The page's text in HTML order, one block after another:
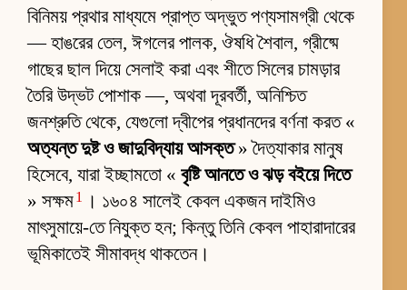
বিনিময় প্রথার মাধ্যমে প্রাপ্ত অদ্ভুত পণ্যসামগ্রী থেকে
— হাঙরের তেল, ঈগলের পালক, ঔষধি শৈবাল, গ্রীষ্মে
গাছের ছাল দিয়ে সেলাই করা এবং শীতে সিলের চামড়ার
তৈরি উদ্ভট পোশাক —, অথবা দূরবর্তী, অনিশ্চিত
জনশ্রুতি থেকে, যেগুলো দ্বীপের প্রধানদের বর্ণনা করত «
অত্যন্ত দুষ্ট ও জাদুবিদ্যায় আসক্ত» দৈত্যাকার মানুষ
হিসেবে, যারা ইচ্ছামতো « বৃষ্টি আনতে ও ঝড় বইয়ে দিতে
» সক্ষম1
। ১৬০৪ সালেই কেবল একজন দাইমিও
মাৎসুমায়ে-তে নিযুক্ত হন; কিন্তু তিনি কেবল পাহারাদারের
ভূমিকাতেই সীমাবদ্ধ থাকতেন।